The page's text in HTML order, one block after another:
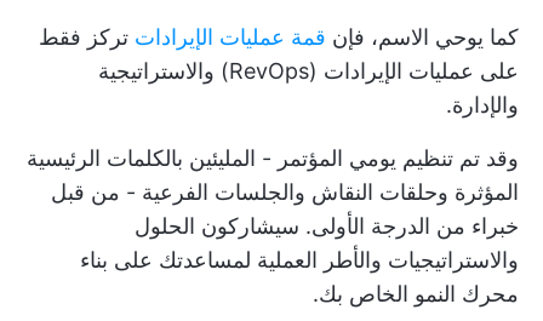
كما يوحي الاسم، فإن قمة عمليات الإيرادات تركز فقط
على عمليات الإيرادات (RevOps) والاستراتيجية
والإدارة.
وقد تم تنظيم يومي المؤتمر - المليئين بالكلمات الرئيسية
المؤثرة وحلقات النقاش والجلسات الفرعية - من قبل
خبراء من الدرجة الأولى. سيشاركون الحلول
والاستراتيجيات والأطر العملية لمساعدتك على بناء
محرك النمو الخاص بك.